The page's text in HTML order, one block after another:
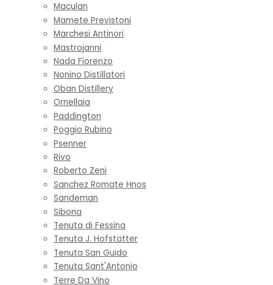
Maculan
Mamete Previstoni
Marchesi Antinori
Mastrojanni
Nada Fiorenzo
Nonino Distillatori
Oban Distillery
Ornellaia
Paddington
Poggio Rubino
Psenner
Rivo
Roberto Zeni
Sanchez Romate Hnos
Sandeman
Sibona
Tenuta di Fessina
Tenuta J. Hofstätter
Tenuta San Guido
Tenuta Sant'Antonio
Terre Da Vino